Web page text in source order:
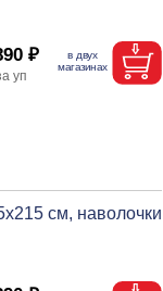
₽
см, наволочки